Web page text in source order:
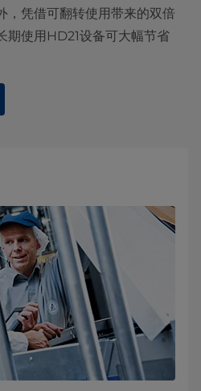
，凭借可翻转使用带来的双倍
期使用HD21设备可大幅节省